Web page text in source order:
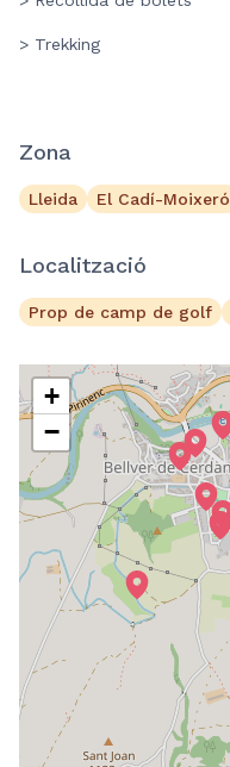
> Trekking
Zona
Lleida El Cadí-Moixeró
Localització
Prop de camp de golf
+
−